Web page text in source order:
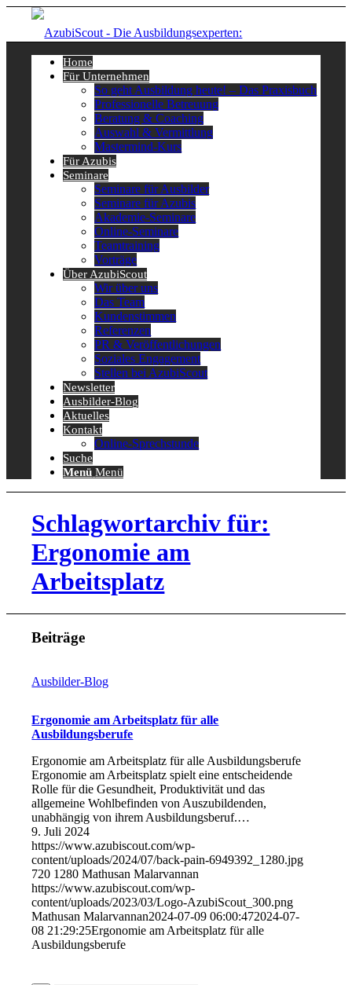
Home
Für Unternehmen
So geht Ausbildung heute! – Das Praxisbuch
Professionelle Betreuung
Beratung & Coaching
Auswahl & Vermittlung
Mastermind-Kurs
Für Azubis
Seminare
Seminare für Ausbilder
Seminare für Azubis
Akademie-Seminare
Online-Seminare
Teamtraining
Vorträge
Über AzubiScout
Wir über uns
Das Team
Kundenstimmen
Referenzen
PR & Veröffentlichungen
Soziales Engagement
Stellen bei AzubiScout
Newsletter
Ausbilder-Blog
Aktuelles
Kontakt
Online-Sprechstunde
Suche
Menü Menü
Schlagwortarchiv für:
Ergonomie am
Arbeitsplatz
Beiträge
Ausbilder-Blog
Ergonomie am Arbeitsplatz für alle
Ausbildungsberufe
Ergonomie am Arbeitsplatz für alle Ausbildungsberufe
Ergonomie am Arbeitsplatz spielt eine entscheidende
Rolle für die Gesundheit, Produktivität und das
allgemeine Wohlbefinden von Auszubildenden,
unabhängig von ihrem Ausbildungsberuf.…
9. Juli 2024
https://www.azubiscout.com/wp-
content/uploads/2024/07/back-pain-6949392_1280.jpg
720 1280 Mathusan Malarvannan
https://www.azubiscout.com/wp-
content/uploads/2023/03/Logo-AzubiScout_300.png
Mathusan Malarvannan2024-07-09 06:00:472024-07-
08 21:29:25Ergonomie am Arbeitsplatz für alle
Ausbildungsberufe